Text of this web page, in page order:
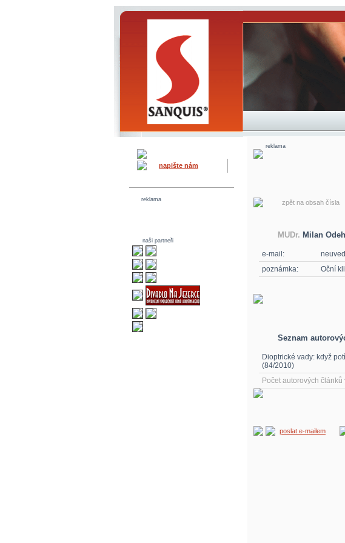
napište nám
reklama
naši partneři
reklama
zpět na obsah čísla
MUDr. Milan
e-mail:
poznámka:
Oční
Seznam
Dioptrické vady: když
(84/2010)
Počet autorových
poslat e-mailem